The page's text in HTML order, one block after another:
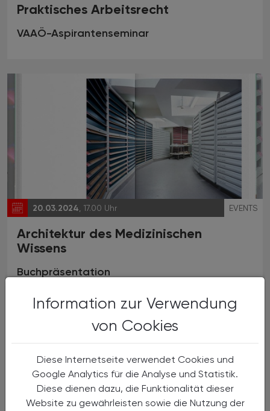
Information zur Verwendung
von Cookies
Diese Internetseite verwendet Cookies und
Google Analytics für die Analyse und Statistik.
Diese dienen dazu, die Funktionalität dieser
Website zu gewährleisten sowie die Nutzung der
Praktisches Arbeitsrecht
VAAÖ-Aspirantenseminar
20.03.2024 , 17.00 Uhr EVENTS
Architektur des Medizinischen
Wissens
Buchpräsentation